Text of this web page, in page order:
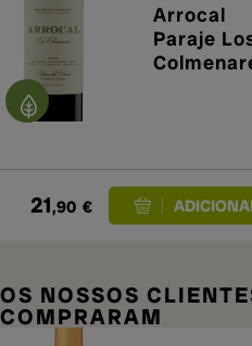
Arrocal
Paraje
21,90 €
OS NOSSOS
COMPRARAM